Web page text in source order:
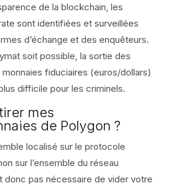
de la blockchain, les
sont identifiées et surveillées
d’échange et des enquêteurs.
soit possible, la sortie des
fiduciaires (euros/dollars)
difficile pour les criminels.
mes
de Polygon ?
localisé sur le protocole
sur l’ensemble du réseau
donc pas nécessaire de vider votre